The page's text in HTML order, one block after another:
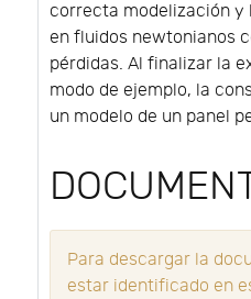
correcta modelización
en fluidos newtonianos
pérdidas. Al finalizar la
modo de ejemplo, la
un modelo de un panel
Para descargar la
estar identificado en